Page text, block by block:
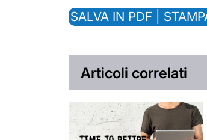
SALVA IN PDF |
Articoli correlati